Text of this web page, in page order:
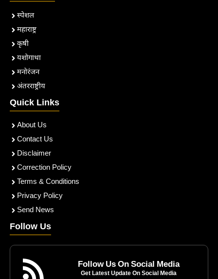
स्पेशल
महाराष्ट्र
कृषी
यशोगाथा
मनोरंजन
अंतरराष्ट्रीय
Quick Links
About Us
Contact Us
Disclaimer
Correction Policy
Terms & Conditions
Privacy Policy
Send News
Follow Us
Follow Us On Social Media
Get Latest Update On Social Media